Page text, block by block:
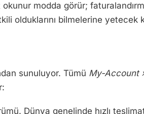
modda görür;
olduklarını bilmelerine yetecek
sunuluyor. Tümü My-Account
Dünya genelinde hızlı